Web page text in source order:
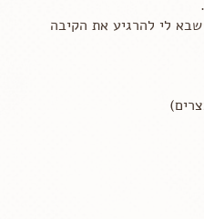
לי להרגיע את הקיבה